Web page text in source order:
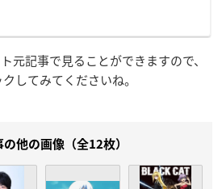
元記事で見ることができますので、
してみてくださいね。
の他の画像（全12枚）